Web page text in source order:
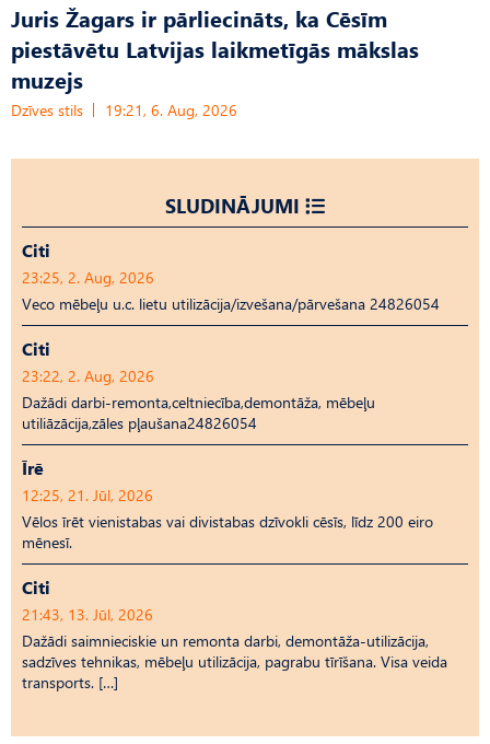
Juris Žagars ir pārliecināts, ka Cēsīm
piestāvētu Latvijas laikmetīgās mākslas
muzejs
Dzīves stils 19:21, 6. Aug, 2026
SLUDINĀJUMI
Citi
23:25, 2. Aug, 2026
Veco mēbeļu u.c. lietu utilizācija/izvešana/pārvešana 24826054
Citi
23:22, 2. Aug, 2026
Dažādi darbi-remonta,celtniecība,demontāža, mēbeļu
utiliāzācija,zāles pļaušana24826054
Īrē
12:25, 21. Jūl, 2026
Vēlos īrēt vienistabas vai divistabas dzīvokli cēsīs, līdz 200 eiro
mēnesī.
Citi
21:43, 13. Jūl, 2026
Dažādi saimnieciskie un remonta darbi, demontāža-utilizācija,
sadzīves tehnikas, mēbeļu utilizācija, pagrabu tīrīšana. Visa veida
transports. […]